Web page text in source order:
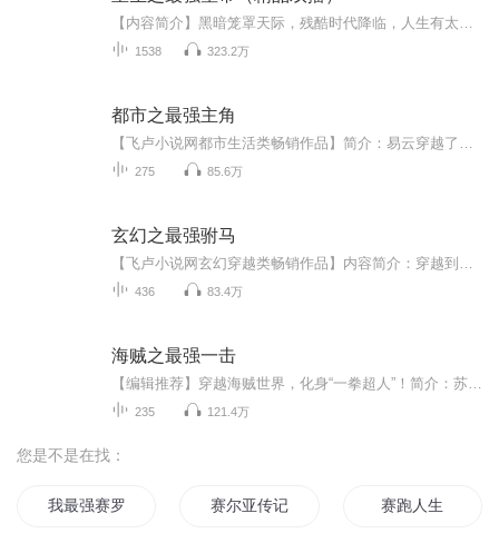
1538 323.2万
都市之最强主角
275 85.6万
玄幻之最强驸马
436 83.4万
海贼之最强一击
235 121.4万
您是不是在找：
我最强赛罗 赛尔亚传记 赛跑人生